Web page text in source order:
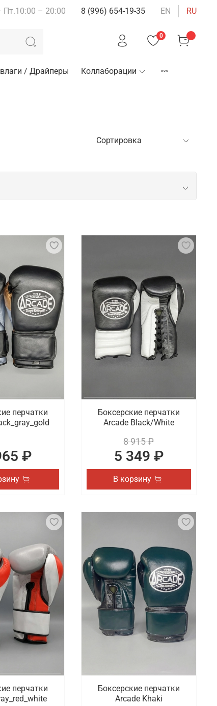
Пт.10:00 – 20:00 8 (996) 654-19-35 EN RU
0
/ Драйперы Коллаборации
от повреждений. Боксерские перчатки
ударом. Они также имеют удобную фиксацию
Для наших покупателей мы подготовили
перчатки для спаррингов, а также
спортсменов. В ассортименте
онлайн покупок осуществляется по
перчатки
₽
Боксерские перчатки
Arcade Black/White
8 915 ₽
5 349 ₽
В корзину
перчатки
Боксерские перчатки
Arcade Khaki